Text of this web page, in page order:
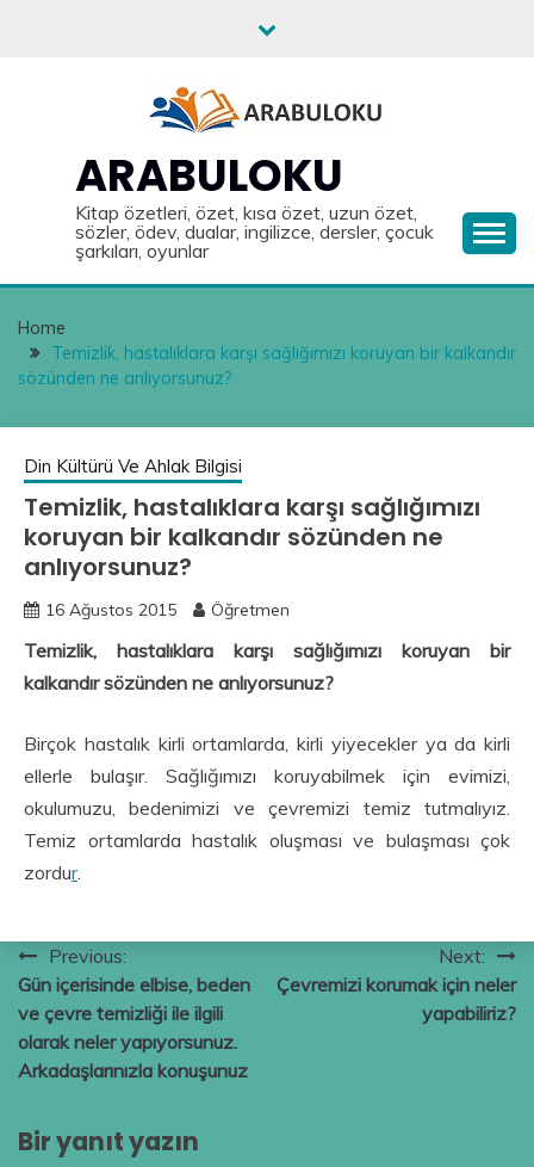
ARABULOKU
Kitap özetleri, özet, kısa özet, uzun özet,
sözler, ödev, dualar, ingilizce, dersler, çocuk
şarkıları, oyunlar
Home
Temizlik, hastalıklara karşı sağlığımızı koruyan bir kalkandır
sözünden ne anlıyorsunuz?
Din Kültürü Ve Ahlak Bilgisi
Temizlik, hastalıklara karşı sağlığımızı
koruyan bir kalkandır sözünden ne
anlıyorsunuz?
16 Ağustos 2015 Öğretmen
Temizlik, hastalıklara karşı sağlığımızı koruyan bir
kalkandır sözünden ne anlıyorsunuz?
Birçok hastalık kirli ortamlarda, kirli yiyecekler ya da kirli
ellerle bulaşır. Sağlığımızı koruyabilmek için evimizi,
okulumuzu, bedenimizi ve çevremizi temiz tutmalıyız.
Temiz ortamlarda hastalık oluşması ve bulaşması çok
zordur.
Yazı
gezinmesi
Previous:
Gün içerisinde elbise, beden
ve çevre temizliği ile ilgili
olarak neler yapıyorsunuz.
Arkadaşlarınızla konuşunuz
Next:
Çevremizi korumak için neler
yapabiliriz?
Bir yanıt yazın